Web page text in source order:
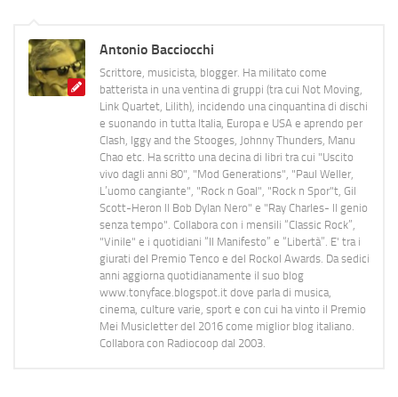
Antonio Bacciocchi
Scrittore, musicista, blogger. Ha militato come
batterista in una ventina di gruppi (tra cui Not Moving,
Link Quartet, Lilith), incidendo una cinquantina di dischi
e suonando in tutta Italia, Europa e USA e aprendo per
Clash, Iggy and the Stooges, Johnny Thunders, Manu
Chao etc. Ha scritto una decina di libri tra cui "Uscito
vivo dagli anni 80", "Mod Generations", "Paul Weller,
L’uomo cangiante", "Rock n Goal", "Rock n Spor"t, Gil
Scott-Heron Il Bob Dylan Nero" e "Ray Charles- Il genio
senza tempo". Collabora con i mensili “Classic Rock”,
"Vinile" e i quotidiani “Il Manifesto” e “Libertà”. E' tra i
giurati del Premio Tenco e del Rockol Awards. Da sedici
anni aggiorna quotidianamente il suo blog
www.tonyface.blogspot.it dove parla di musica,
cinema, culture varie, sport e con cui ha vinto il Premio
Mei Musicletter del 2016 come miglior blog italiano.
Collabora con Radiocoop dal 2003.